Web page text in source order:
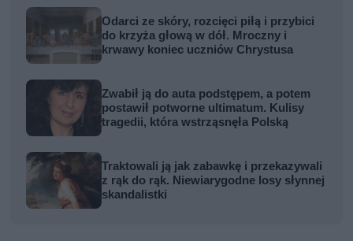
Odarci ze skóry, rozcięci piłą i przybici
do krzyża głową w dół. Mroczny i
krwawy koniec uczniów Chrystusa
Zwabił ją do auta podstępem, a potem
postawił potworne ultimatum. Kulisy
tragedii, która wstrząsnęła Polską
Traktowali ją jak zabawkę i przekazywali
z rąk do rąk. Niewiarygodne losy słynnej
skandalistki